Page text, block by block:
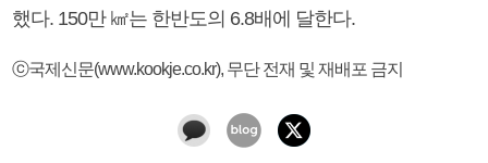
했다. 150만 ㎢는 한반도의 6.8배에 달한다.
ⓒ국제신문(www.kookje.co.kr), 무단 전재 및 재배포 금지